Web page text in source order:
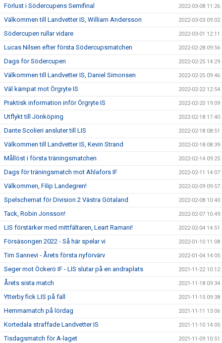
Förlust i Södercupens Semifinal 2022-03-08 11:26
Välkommen till Landvetter IS, William Andersson 2022-03-03 09:02
Södercupen rullar vidare 2022-03-01 12:11
Lucas Nilsen efter första Södercupsmatchen 2022-02-28 09:56
Dags för Södercupen 2022-02-25 14:29
Välkommen till Landvetter IS, Daniel Simonsen 2022-02-25 09:46
Väl kämpat mot Örgryte IS 2022-02-22 12:54
Praktisk information inför Örgryte IS 2022-02-20 19:09
Utflykt till Jönköping 2022-02-18 17:40
Dante Scolieri ansluter till LIS 2022-02-18 08:51
Välkommen till Landvetter IS, Kevin Strand 2022-02-18 08:39
Mållöst i första träningsmatchen 2022-02-14 09:25
Dags för träningsmatch mot Ahlafors IF 2022-02-11 14:07
Välkommen, Filip Landegren! 2022-02-09 09:57
Spelschemat för Division 2 Västra Götaland 2022-02-08 10:40
Tack, Robin Jonsson! 2022-02-07 10:49
LIS förstärker med mittfältaren, Leart Ramani! 2022-02-04 14:51
Försäsongen 2022 - Så här spelar vi 2022-01-10 11:08
Tim Sannevi - Årets första nyförvärv 2022-01-04 14:05
Seger mot Öckerö IF - LIS slutar på en andraplats 2021-11-22 10:12
Årets sista match 2021-11-18 09:34
Ytterby fick LIS på fall 2021-11-15 09:38
Hemmamatch på lördag 2021-11-11 13:06
Kortedala straffade Landvetter IS 2021-11-10 14:05
Tisdagsmatch för A-laget 2021-11-09 10:51